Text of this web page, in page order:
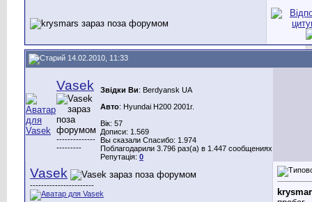
14.02.2010, 11:33
Vasek
--------------
---------
Звідки Ви: Berdyansk UA
Авто: Hyundai H200 2001г.
Вік: 57
Дописи: 1.569
Вы сказали Спасибо: 1.974
Поблагодарили 3.796 раз(а) в 1.447 сообщениях
Репутація: 0
Vasek
-----------------------